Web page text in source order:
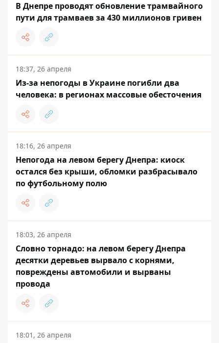
В Днепре проводят обновление трамвайного
пути для трамваев за 430 миллионов гривен
18:37, 26 апреля
Из-за непогоды в Украине погибли два
человека: в регионах массовые обесточения
18:16, 26 апреля
Непогода на левом берегу Днепра: киоск
остался без крыши, обломки разбрасывало
по футбольному полю
18:03, 26 апреля
Словно торнадо: на левом берегу Днепра
десятки деревьев вырвало с корнями,
повреждены автомобили и вырваны
провода
18:01, 26 апреля